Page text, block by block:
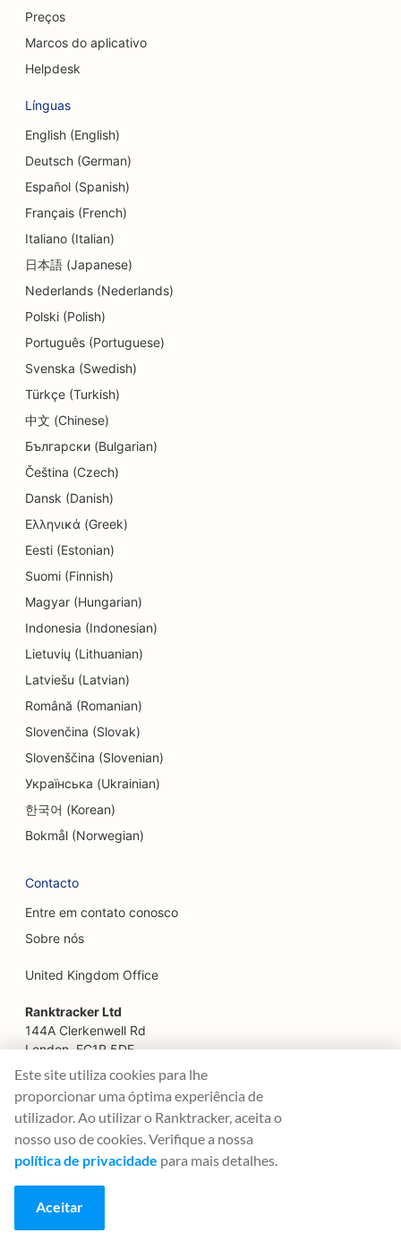
SEO para Delis
SEO para serviços de aconselhamento de dívidas
SEO para serviços de câmbio de moedas
SEO para serviços de dermoabrasão
SEO para clínicas odontológicas
SEO para clientes
SEO para lojas de cupcakes
SEO para serviços de educação e cuidados
SEO para lojas de donuts
SEO para lavanderias
SEO para eletricistas
SEO para lojas de eletrônicos
SEO para creches
SEO para endodontistas
SEO para entretenimento e recreação
SEO para Escape Rooms
EO para restaurantes étnicos
SEO para restaurantes 'Farm-to-Table
SEO para serviços de lifting facial
SEO para planejadores financeiros
SEO para restaurantes de fast food
SEO para serviços financeiros
SEO para confeitarias francesas
SEO para Food Trucks
SEO para lojas de móveis
SEO para lojas de iogurte congelado
Preços
Marcos do aplicativo
Helpdesk
Línguas
English (English)
Deutsch (German)
Español (Spanish)
Français (French)
Italiano (Italian)
日本語 (Japanese)
Nederlands (Nederlands)
Polski (Polish)
Português (Portuguese)
Svenska (Swedish)
Türkçe (Turkish)
中文 (Chinese)
Български (Bulgarian)
Čeština (Czech)
Dansk (Danish)
Ελληνικά (Greek)
Eesti (Estonian)
Suomi (Finnish)
Magyar (Hungarian)
Indonesia (Indonesian)
Lietuvių (Lithuanian)
Latviešu (Latvian)
Română (Romanian)
Slovenčina (Slovak)
Slovenščina (Slovenian)
Українська (Ukrainian)
한국어 (Korean)
Bokmål (Norwegian)
Contacto
Entre em contato conosco
Sobre nós
United Kingdom Office
Ranktracker Ltd
144A Clerkenwell Rd
London, EC1R 5DF
Company No: 08820809
2015 -2026© Ranktracker. All Rights Reserved.
Este site utiliza cookies para lhe
proporcionar uma óptima experiência de
utilizador. Ao utilizar o Ranktracker, aceita o
nosso uso de cookies. Verifique a nossa
política de privacidade para mais detalhes.
Aceitar